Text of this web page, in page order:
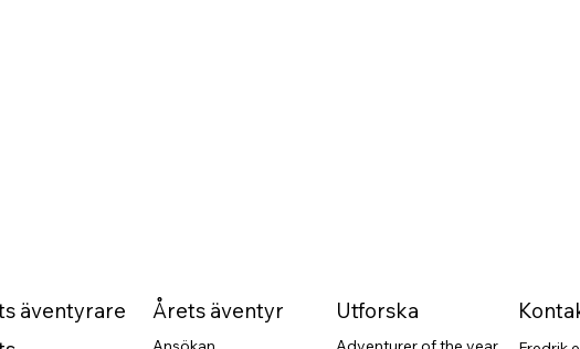
äventyrare
Årets äventyr Utforska